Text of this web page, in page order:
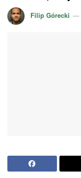
Filip Górecki